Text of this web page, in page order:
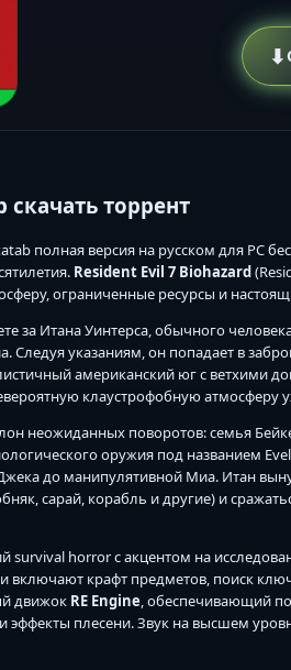
⬇
скачать торрент
полная версия на русском для PC
Resident Evil 7 Biohazard
ограниченные ресурсы и
за Итана Уинтерса, обычного
Следуя указаниям, он попадает в
американский юг с
клаустрофобную атмосферу
неожиданных поворотов: семья
оружия под названием
до манипулятивной Миа. Итан
сарай, корабль и другие) и
survival horror с акцентом на
крафт предметов, поиск
движок RE Engine, обеспечивающий
эффекты плесени. Звук на высшем